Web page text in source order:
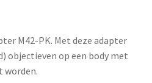
M42-PK. Met deze adapter
objectieven op een body met
worden.